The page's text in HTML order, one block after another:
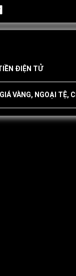
ĐIỆN TỬ
VÀNG, NGOẠI TỆ,